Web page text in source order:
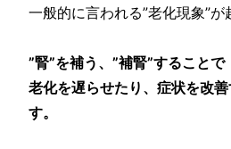
一般的に言われる”老化現象”が
”腎”を補う、”補腎”することで
老化を遅らせたり、症状を改
す。